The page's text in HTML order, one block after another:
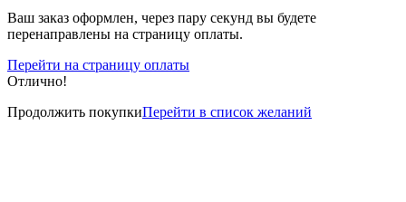
Ваш заказ оформлен, через пару секунд вы будете
перенаправлены на страницу оплаты.
Перейти на страницу оплаты
Отлично!
Продолжить покупкиПерейти в список желаний